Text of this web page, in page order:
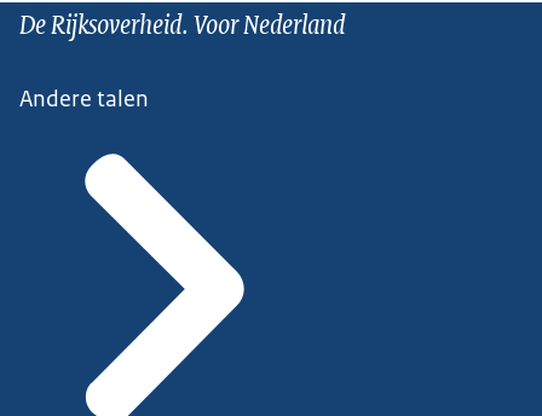
De Rijksoverheid. Voor Nederland
Andere talen